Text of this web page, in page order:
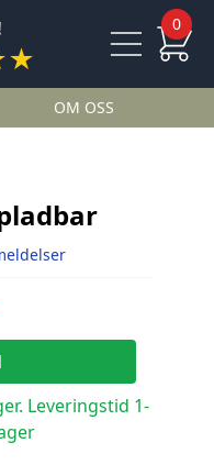
0
OM OSS
Leveringstid 1-